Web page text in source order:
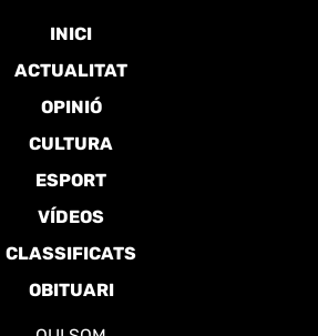
INICI
ACTUALITAT
OPINIÓ
CULTURA
ESPORT
VÍDEOS
CLASSIFICATS
OBITUARI